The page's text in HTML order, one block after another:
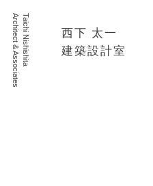
Taichi Nishishita
Architect & Associates
西下 太一
建築設計室